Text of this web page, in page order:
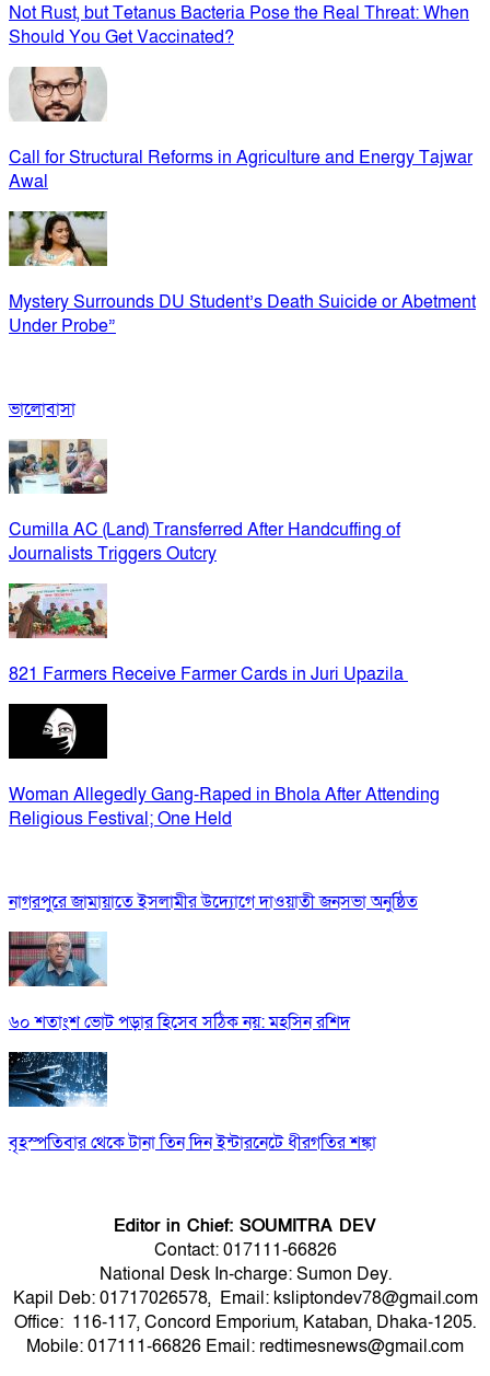
Not Rust, but Tetanus Bacteria Pose the Real Threat: When
Should You Get Vaccinated?
Call for Structural Reforms in Agriculture and Energy Tajwar
Awal
Mystery Surrounds DU Student’s Death Suicide or Abetment
Under Probe”
ভালোবাসা
Cumilla AC (Land) Transferred After Handcuffing of
Journalists Triggers Outcry
821 Farmers Receive Farmer Cards in Juri Upazila
Woman Allegedly Gang-Raped in Bhola After Attending
Religious Festival; One Held
নাগরপুরে জামায়াতে ইসলামীর উদ্যোগে দাওয়াতী জনসভা অনুষ্ঠিত
৬০ শতাংশ ভোট পড়ার হিসেব সঠিক নয়: মহসিন রশিদ
বৃহস্পতিবার থেকে টানা তিন দিন ইন্টারনেটে ধীরগতির শঙ্কা
Editor in Chief: SOUMITRA DEV
Contact: 017111-66826
National Desk In-charge: Sumon Dey.
Kapil Deb: 01717026578, Email: ksliptondev78@gmail.com
Office: 116-117, Concord Emporium, Kataban, Dhaka-1205.
Mobile: 017111-66826 Email: redtimesnews@gmail.com